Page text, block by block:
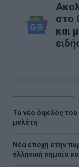
στο
και
Το νέο όφελος
μελέτη
Νέα εποχή στην
ελληνική σημαία